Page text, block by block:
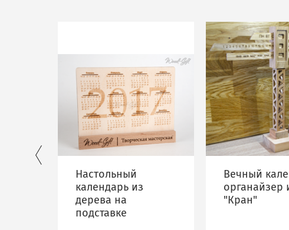
Настольный
календарь из
дерева на
подставке
Вечный
органайзер
"Кран"